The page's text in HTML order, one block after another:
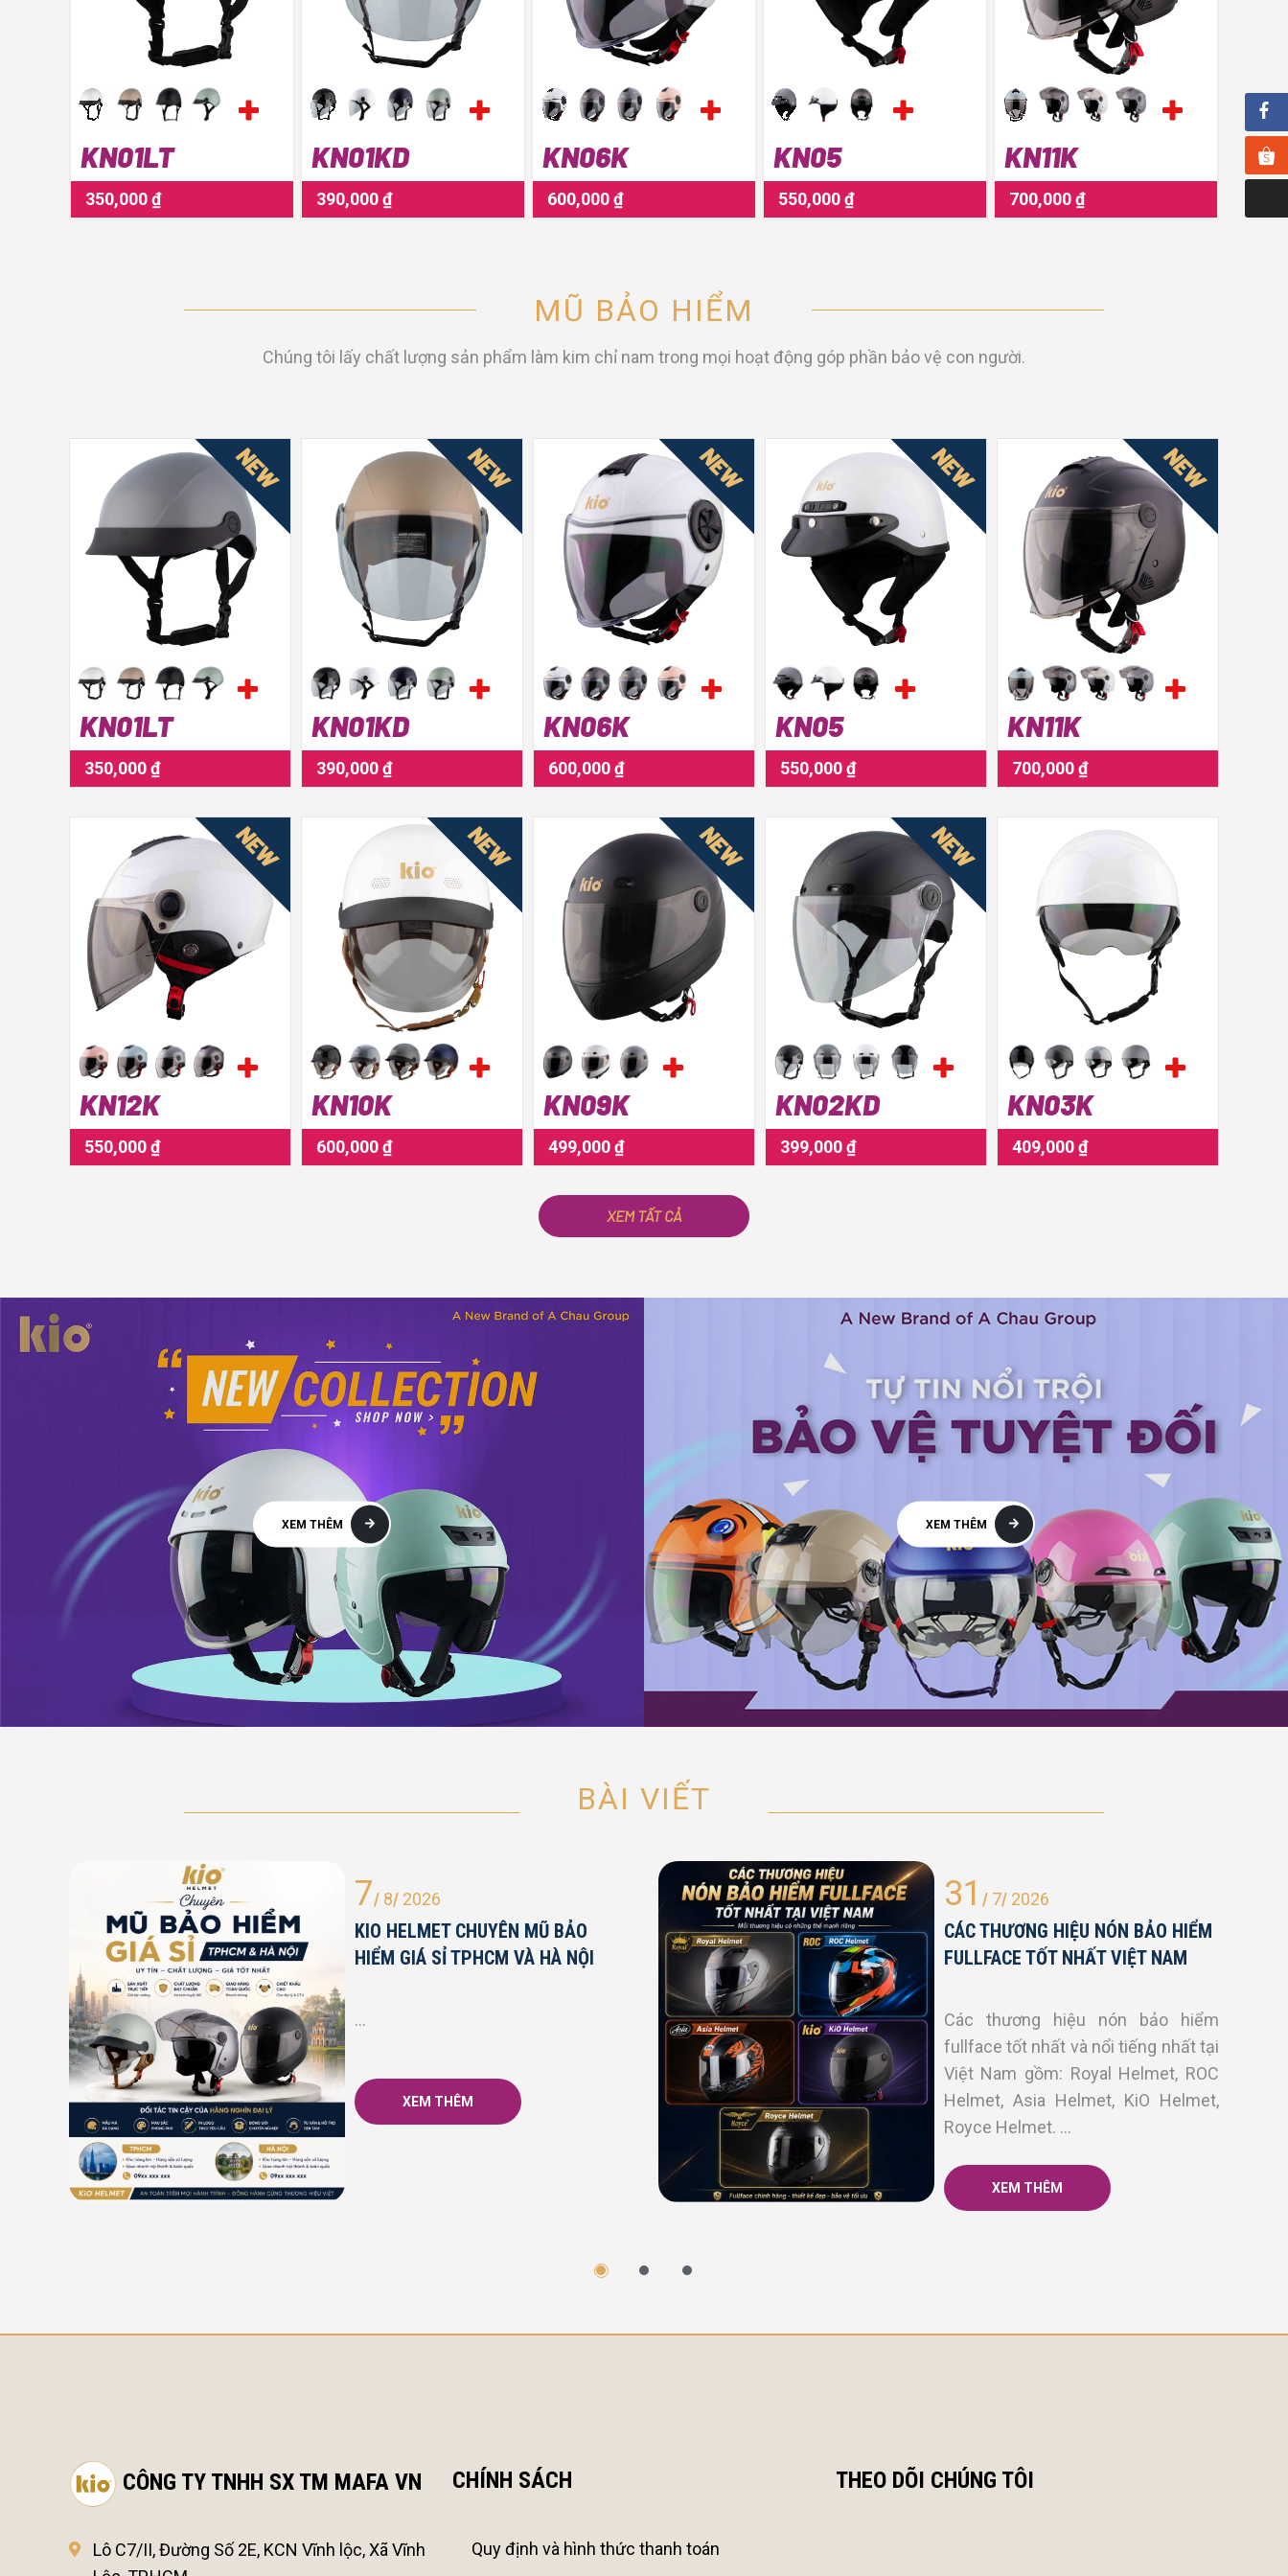
KN01LT
350,000 ₫
KN01KD
390,000 ₫
KN06K
600,000 ₫
KN05
550,000 ₫
KN11K
700,000 ₫
MŨ BẢO HIỂM
Chúng tôi lấy chất lượng sản phẩm làm kim chỉ nam trong mọi hoạt động góp phần bảo vệ con người.
NEW
KN01LT
350,000 ₫
NEW
KN01KD
390,000 ₫
NEW
KN06K
600,000 ₫
NEW
KN05
550,000 ₫
NEW
KN11K
700,000 ₫
NEW
KN12K
550,000 ₫
NEW
KN10K
600,000 ₫
NEW
KN09K
499,000 ₫
NEW
KN02KD
399,000 ₫
KN03K
409,000 ₫
XEM TẤT CẢ
XEM THÊM XEM THÊM
BÀI VIẾT
7/ 8/ 2026
KIO HELMET CHUYÊN MŨ BẢO
HIỂM GIÁ SỈ TPHCM VÀ HÀ NỘI
...
XEM THÊM
31 / 7/ 2026
CÁC THƯƠNG HIỆU NÓN BẢO HIỂM
FULLFACE TỐT NHẤT VIỆT NAM
Các thương hiệu nón bảo hiểm
fullface tốt nhất và nổi tiếng nhất tại
Việt Nam gồm: Royal Helmet, ROC
Helmet, Asia Helmet, KiO Helmet,
Royce Helmet. ...
XEM THÊM
CÔNG TY TNHH SX TM MAFA VN
Lô C7/II, Đường Số 2E, KCN Vĩnh lộc, Xã Vĩnh
CHÍNH SÁCH
Quy định và hình thức thanh toán
THEO DÕI CHÚNG TÔI